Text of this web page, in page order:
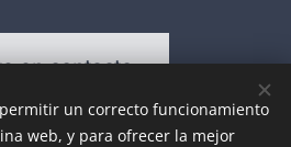
en contacto
un correcto funcionamiento
web, y para ofrecer la mejor